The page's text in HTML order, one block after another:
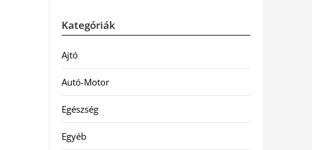
Kategóriák
Ajtó
Autó-Motor
Egészség
Egyéb